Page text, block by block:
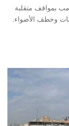
بمواقف متقلبة
وخطف الأضواء.